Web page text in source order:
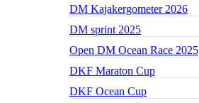
DM Kajakergometer 2026
DM sprint 2025
Open DM Ocean Race 2025
DKF Maraton Cup
DKF Ocean Cup